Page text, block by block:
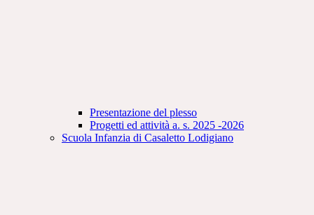
Presentazione del plesso
Progetti ed attività a. s. 2025 -2026
Scuola Infanzia di Casaletto Lodigiano